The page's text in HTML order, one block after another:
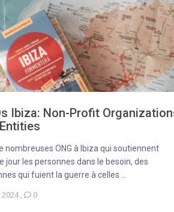
Ibiza: Non-Profit
nombreuses ONG à Ibiza qui soutiennent
jour les personnes dans le besoin, des
qui fuient la guerre à celles ...
2024, 0